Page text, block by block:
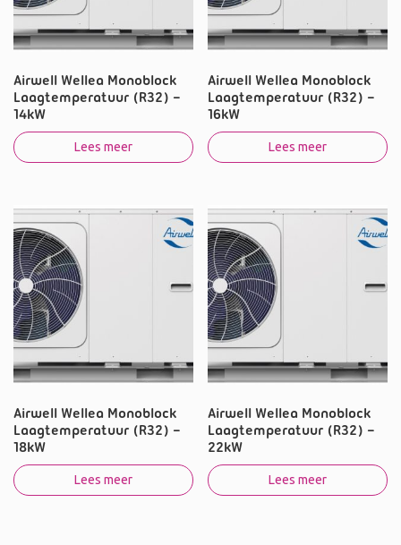
Airwell Wellea Monoblock
Laagtemperatuur (R32) –
14kW
Lees meer
Airwell Wellea Monoblock
Laagtemperatuur (R32) –
16kW
Lees meer
Airwell Wellea Monoblock
Laagtemperatuur (R32) –
18kW
Lees meer
Airwell Wellea Monoblock
Laagtemperatuur (R32) –
22kW
Lees meer